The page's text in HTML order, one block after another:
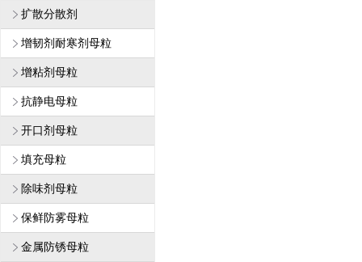
扩散分散剂
增韧剂耐寒剂母粒
增粘剂母粒
抗静电母粒
开口剂母粒
填充母粒
除味剂母粒
保鲜防雾母粒
金属防锈母粒